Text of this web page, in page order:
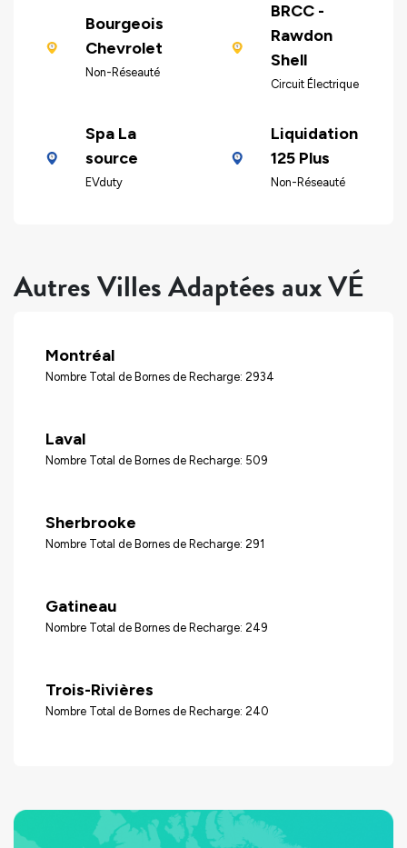
Bourgeois
Chevrolet
Non-Réseauté
BRCC -
Rawdon
Shell
Circuit Électrique
Spa La
source
EVduty
Liquidation
125 Plus
Non-Réseauté
Autres Villes Adaptées aux VÉ
Montréal
Nombre Total de Bornes de Recharge: 2934
Laval
Nombre Total de Bornes de Recharge: 509
Sherbrooke
Nombre Total de Bornes de Recharge: 291
Gatineau
Nombre Total de Bornes de Recharge: 249
Trois-Rivières
Nombre Total de Bornes de Recharge: 240